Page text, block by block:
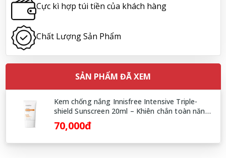
Hoàng Nhật Nam đã mua sản phẩm Sữa tắm Pigeon Baby
Soap dạng túi 400ml Nhật Bản
07/08/2026
Nguyễn Nhật Quang đã mua sản phẩm Sữa tắm Pigeon Baby
Soap dạng túi 400ml Nhật Bản
Võ Thị Thanh Tươi đã mua sản phẩm Men Vi Sinh BioGaia
Nhật Bản lọ 5ml cho trẻ Sơ Sinh
Cực kì hợp túi tiền của khách hàng
Chất Lượng Sản Phẩm
SẢN PHẨM ĐÃ XEM
Kem chống nắng Innisfree Intensive Triple-
shield Sunscreen 20ml – Khiên chắn toàn năng
3 trong 1 từ đảo Jeju Hàn Quốc
70,000đ